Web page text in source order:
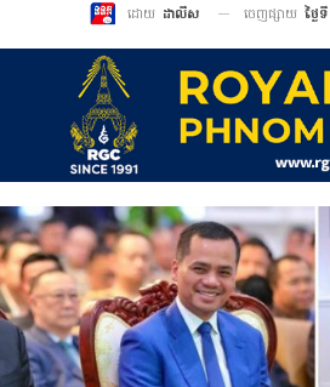
ដោយ ដាលីស ចេញផ្សាយ ថ្ងៃ